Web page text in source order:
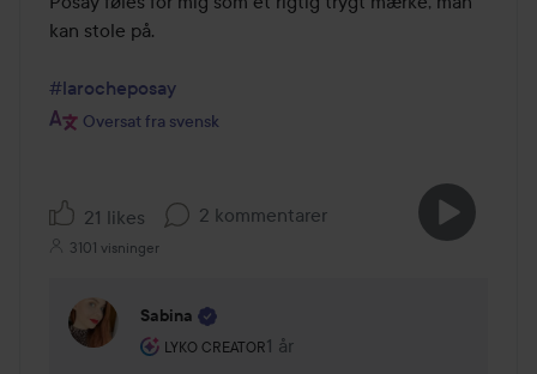
kan stole på.
#larocheposay
Oversat fra svensk
21 likes 2 kommentarer
3101 visninger
Sabina
LYKO CREATOR
Brugerens rolle: Lyko Creator.
1 år
Kommentaren lades 1 år